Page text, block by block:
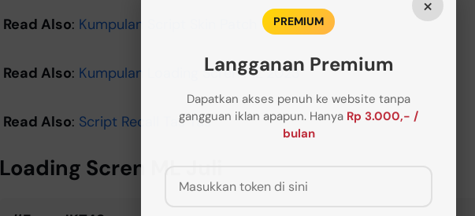
Read Also: Kumpulan Script Skin Patch Terbaru
Read Also: Kumpulan Loading Scren ML 2023
Read Also: Script Recall Tas Tas
Loading Scren ML Juli
×
PREMIUM
Langganan Premium
Dapatkan akses penuh ke website tanpa
gangguan iklan apapun. Hanya Rp 3.000,- /
bulan